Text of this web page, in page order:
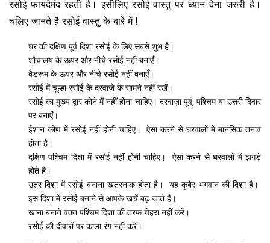
रसोई फायदेमंद रहती है। इसीलिए रसोई वास्तु पर ध्यान देना जरुरी है।
चलिए जानते है रसोई वास्तु के बारे में !
घर की दक्षिण पूर्व दिशा रसोई के लिए सबसे शुभ है।
शौचालय के ऊपर और नीचे रसोई नहीं बनाएँ।
बैडरूम के ऊपर और नीचे रसोई नहीं बनाएँ।
रसोई में चूल्हा रसोई के दरवाज़े के सामने नहीं रखें।
रसोई का मुख्य द्वार कोने में नहीं होना चाहिए। दरवाज़ा पूर्व, पश्चिम या उत्तरी दिवार
पर बनाएँ।
ईशान कोण में रसोई नहीं होनी चाहिए। ऐसा करने से घरवालों में मानसिक तनाव
होता है।
दक्षिण पश्चिम दिशा में रसोई नहीं होनी चाहिए। ऐसा करने से घरवालों में झगड़े
होते है।
उतर दिशा में रसोई बनाना खतरनाक होता है। यह कुबेर भगवान की दिशा है।
इस दिशा में रसोई बनाने से आपके खर्चे बढ़ जाते है।
खाना बनाते वक़्त पश्चिम दिशा की तरफ चेहरा नहीं करें।
रसोई की दीवारों पर काला रंग नहीं करें।